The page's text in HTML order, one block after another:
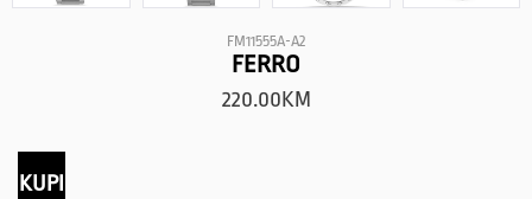
FM11555A-A2
FERRO
220.00KM
KUPI